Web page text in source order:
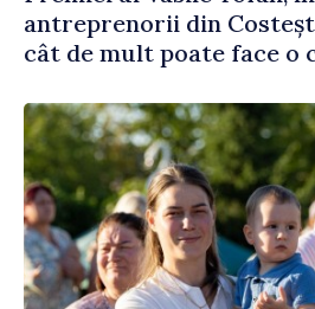
antreprenorii din
cât de mult poate face o
spirit antreprenorial”